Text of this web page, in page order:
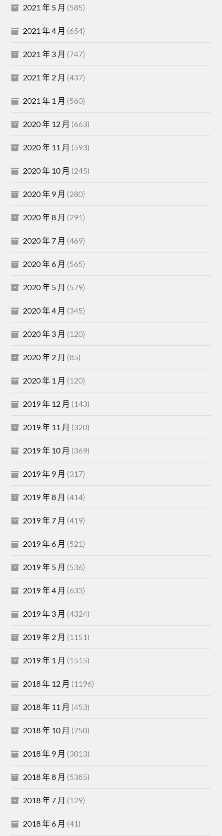
2021 年 5 月 (585)
2021 年 4 月 (654)
2021 年 3 月 (747)
2021 年 2 月 (437)
2021 年 1 月 (560)
2020 年 12 月 (663)
2020 年 11 月 (593)
2020 年 10 月 (245)
2020 年 9 月 (280)
2020 年 8 月 (291)
2020 年 7 月 (469)
2020 年 6 月 (565)
2020 年 5 月 (579)
2020 年 4 月 (345)
2020 年 3 月 (120)
2020 年 2 月 (85)
2020 年 1 月 (120)
2019 年 12 月 (143)
2019 年 11 月 (320)
2019 年 10 月 (369)
2019 年 9 月 (317)
2019 年 8 月 (414)
2019 年 7 月 (419)
2019 年 6 月 (521)
2019 年 5 月 (536)
2019 年 4 月 (633)
2019 年 3 月 (4324)
2019 年 2 月 (1151)
2019 年 1 月 (1515)
2018 年 12 月 (1196)
2018 年 11 月 (453)
2018 年 10 月 (750)
2018 年 9 月 (3013)
2018 年 8 月 (5385)
2018 年 7 月 (129)
2018 年 6 月 (41)